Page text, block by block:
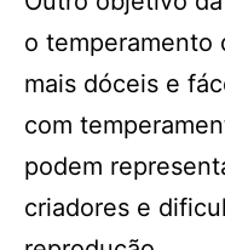
o temperamento
mais dóceis e
com
podem
criadores e